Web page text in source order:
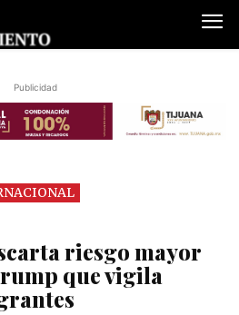
Publicidad
riesgo mayor
que vigila